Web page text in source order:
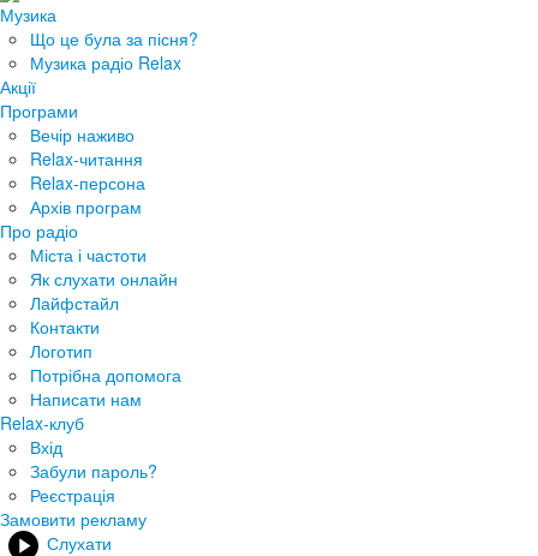
Музика
Що це була за пісня?
Музика радіо Relax
Акції
Програми
Вечір наживо
Relax-читання
Relax-персона
Архів програм
Про радіо
Міста і частоти
Як слухати онлайн
Лайфстайл
Контакти
Логотип
Потрібна допомога
Написати нам
Relax-клуб
Вхід
Забули пароль?
Реєстрація
Замовити рекламу
Слухати